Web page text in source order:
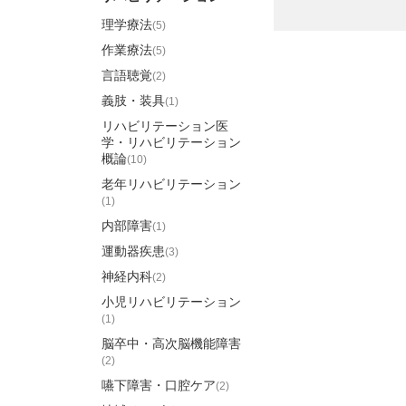
理学療法(5)
作業療法(5)
言語聴覚(2)
義肢・装具(1)
リハビリテーション医
学・リハビリテーション
概論(10)
老年リハビリテーション
(1)
内部障害(1)
運動器疾患(3)
神経内科(2)
小児リハビリテーション
(1)
脳卒中・高次脳機能障害
(2)
嚥下障害・口腔ケア(2)